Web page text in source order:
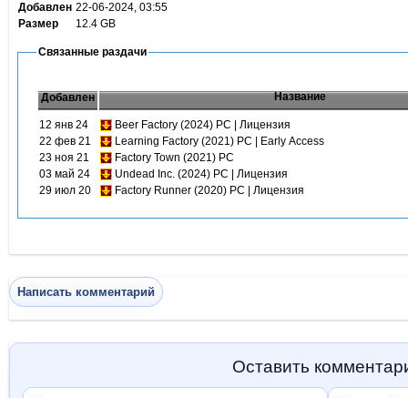
Добавлен 22-06-2024, 03:55
Размер
12.4 GB
Связанные раздачи
Добавлен Название
12 янв 24
Beer Factory (2024) PC | Лицензия
22 фев 21
Learning Factory (2021) PC | Early Access
23 ноя 21
Factory Town (2021) PC
03 май 24
Undead Inc. (2024) PC | Лицензия
29 июл 20
Factory Runner (2020) PC | Лицензия
Написать комментарий
Оставить